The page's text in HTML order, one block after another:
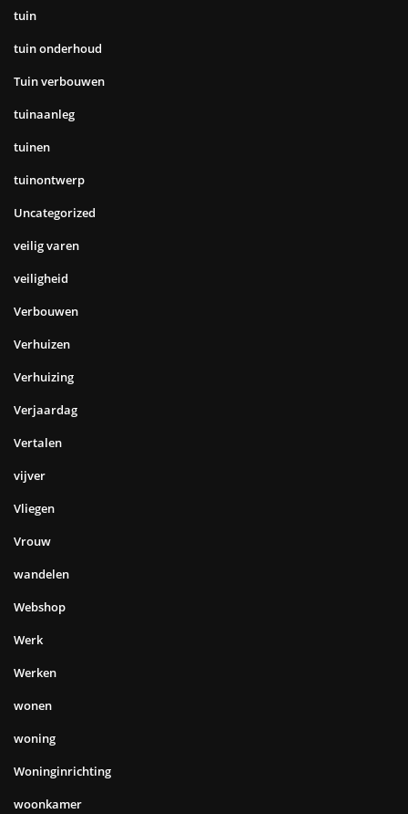
tuin
tuin onderhoud
Tuin verbouwen
tuinaanleg
tuinen
tuinontwerp
Uncategorized
veilig varen
veiligheid
Verbouwen
Verhuizen
Verhuizing
Verjaardag
Vertalen
vijver
Vliegen
Vrouw
wandelen
Webshop
Werk
Werken
wonen
woning
Woninginrichting
woonkamer